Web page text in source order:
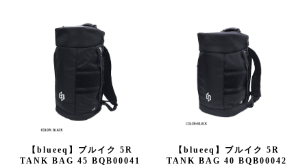
【blueeq】ブルイク 5R
TANK BAG 45 BQB00041
【blueeq】ブルイク 5R
TANK BAG 40 BQB00042